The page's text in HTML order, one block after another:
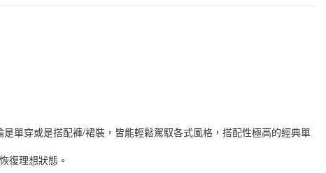
單穿或是搭配褲/裙裝，皆能輕鬆駕馭各式風格，搭配性極高的經典單
復理想狀態。